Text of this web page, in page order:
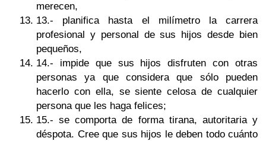
merecen,
13.- planifica hasta el milímetro la carrera
profesional y personal de sus hijos desde bien
pequeños,
14.- impide que sus hijos disfruten con otras
personas ya que considera que sólo pueden
hacerlo con ella, se siente celosa de cualquier
persona que les haga felices;
15.- se comporta de forma tirana, autoritaria y
déspota. Cree que sus hijos le deben todo cuánto